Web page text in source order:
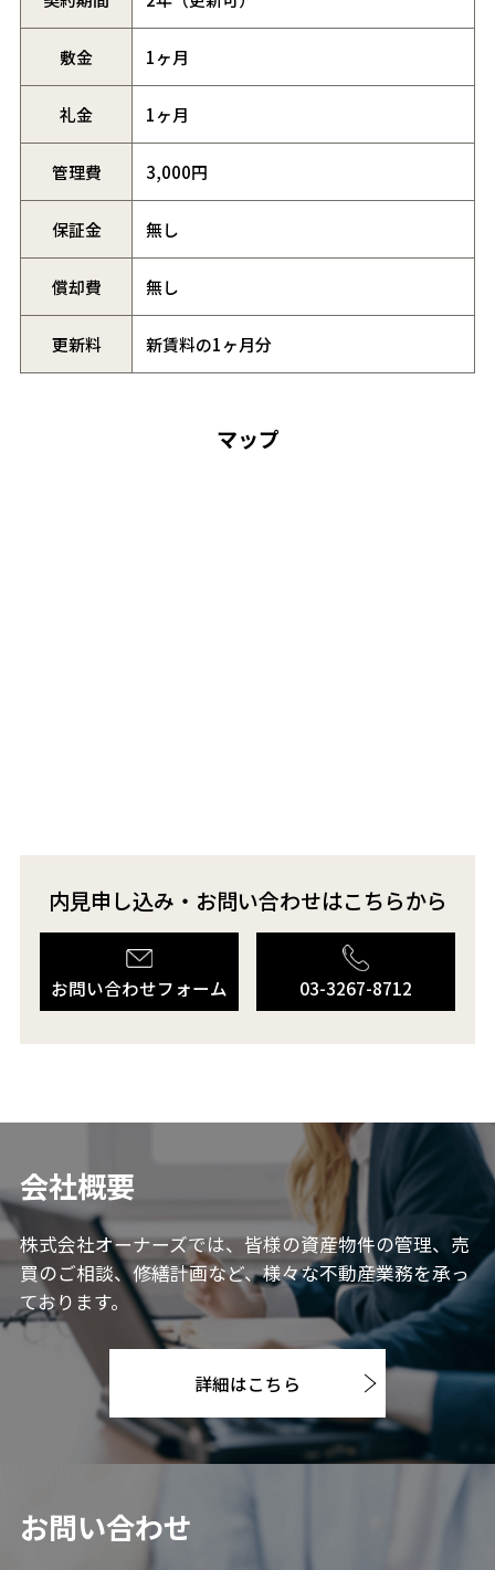
敷金 1ヶ月
礼金 1ヶ月
管理費 3,000円
保証金 無し
償却費 無し
更新料 新賃料の1ヶ月分
マップ
内見申し込み・お問い合わせはこちらから
お問い合わせフォーム 03-3267-8712
会社概要
株式会社オーナーズでは、皆様の資産物件の管理、売
買のご相談、修繕計画など、様々な不動産業務を承っ
ております。
詳細はこちら
お問い合わせ